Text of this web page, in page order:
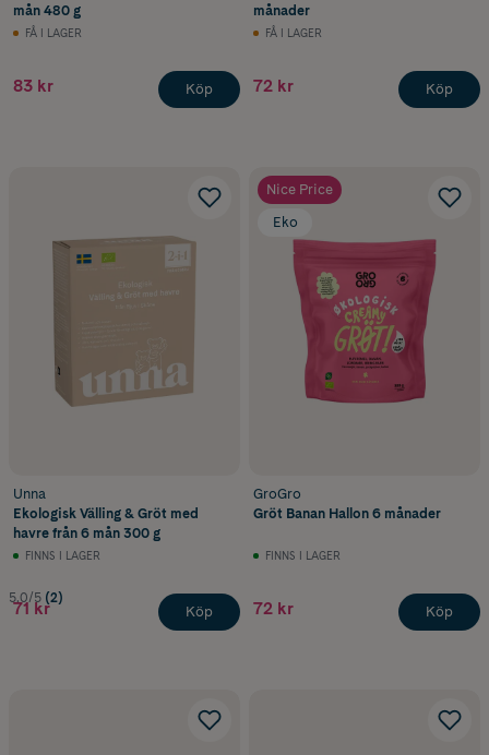
mån 480 g
FÅ I LAGER
83 kr Köp
månader
FÅ I LAGER
72 kr Köp
Unna
Ekologisk Välling & Gröt med
havre från 6 mån 300 g
FINNS I LAGER
5.0/5 (2)
71 kr Köp
Nice Price
Eko
GroGro
Gröt Banan Hallon 6 månader
FINNS I LAGER
72 kr Köp